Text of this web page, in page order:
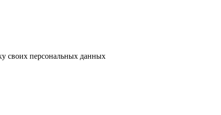
своих персональных данных